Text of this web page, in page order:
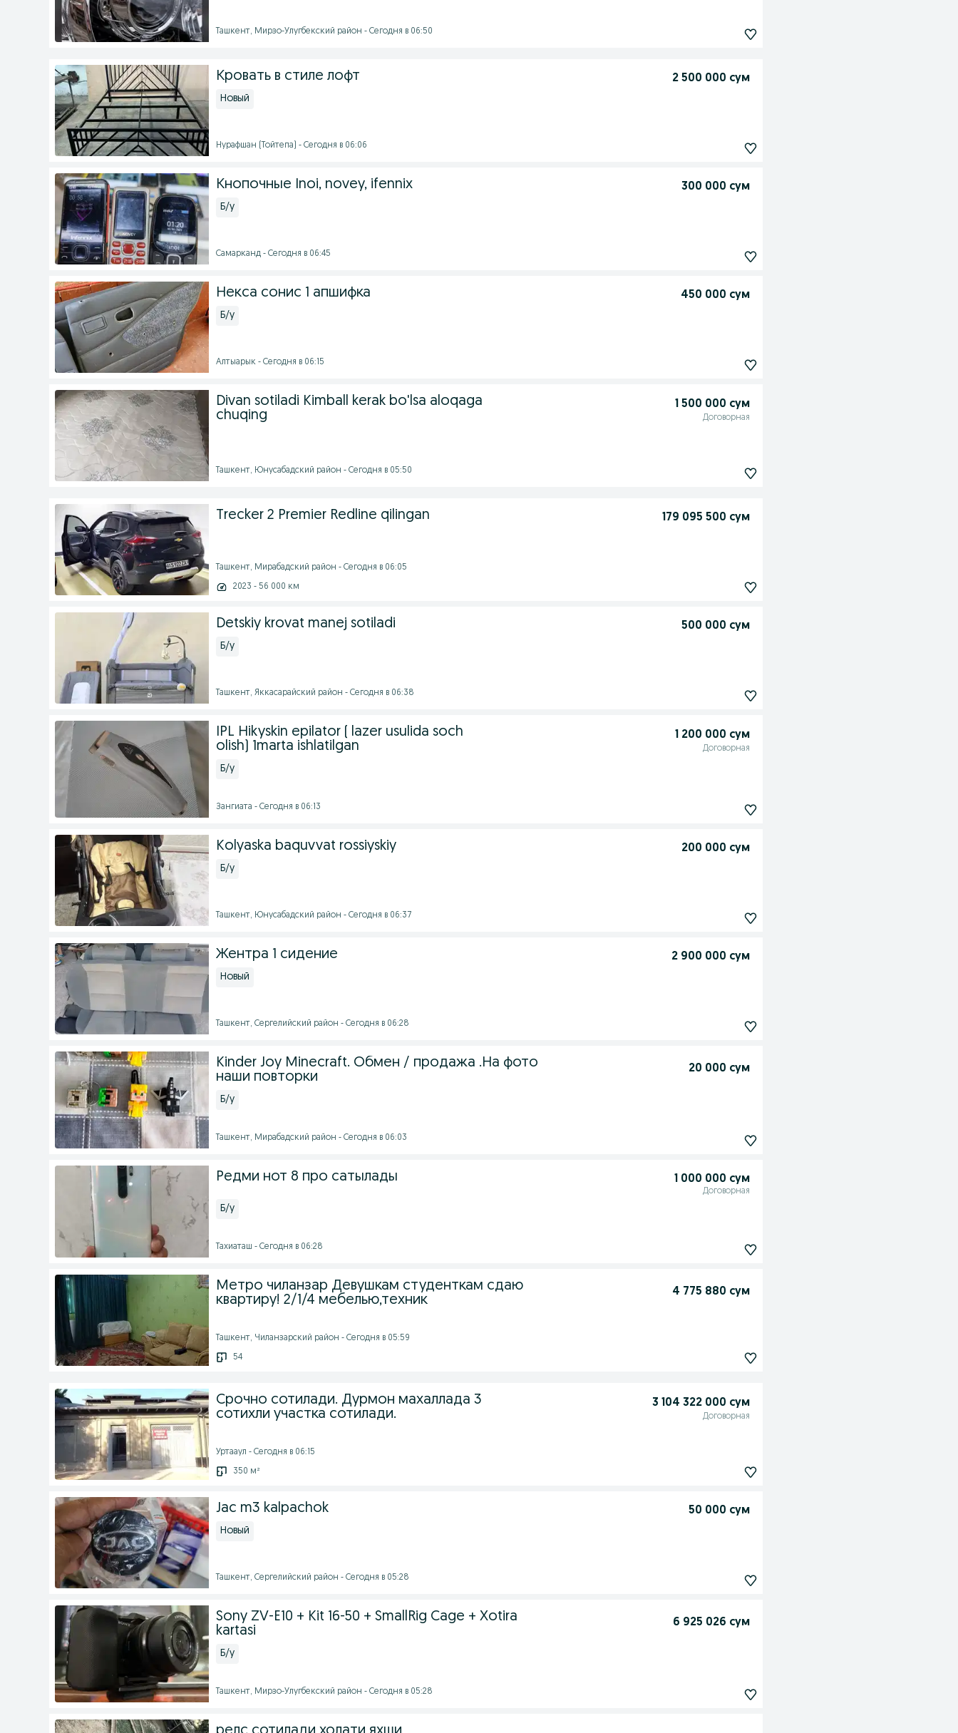
Ташкент, Мирзо-Улугбекский район - Сегодня в 06:50
Кровать в стиле лофт 2 500 000 сум
Новый
Нурафшан (Тойтепа) - Сегодня в 06:06
Кнопочные Inoi, novey, ifennix 300 000 сум
Б/у
Самарканд - Сегодня в 06:45
Некса сонис 1 апшифка 450 000 сум
Б/у
Алтыарык - Сегодня в 06:15
Divan sotiladi Kimball kerak bo'lsa aloqaga
chuqing
1 500 000 сум
Договорная
Ташкент, Юнусабадский район - Сегодня в 05:50
Trecker 2 Premier Redline qilingan 179 095 500 сум
Ташкент, Мирабадский район - Сегодня в 06:05
2023 - 56 000 км
Detskiy krovat manej sotiladi 500 000 сум
Б/у
Ташкент, Яккасарайский район - Сегодня в 06:38
IPL Hikyskin epilator ( lazer usulida soch
olish) 1marta ishlatilgan
1 200 000 сум
Договорная
Б/у
Зангиата - Сегодня в 06:13
Kolyaska baquvvat rossiyskiy 200 000 сум
Б/у
Ташкент, Юнусабадский район - Сегодня в 06:37
Жентра 1 сидение 2 900 000 сум
Новый
Ташкент, Сергелийский район - Сегодня в 06:28
Kinder Joy Minecraft. Обмен / продажа .На фото
наши повторки
20 000 сум
Б/у
Ташкент, Мирабадский район - Сегодня в 06:03
Редми нот 8 про сатылады 1 000 000 сум
Договорная
Б/у
Тахиаташ - Сегодня в 06:28
Метро чиланзар Девушкам студенткам сдаю
квартиру! 2/1/4 мебелью,техник
4 775 880 сум
Ташкент, Чиланзарский район - Сегодня в 05:59
54
Срочно сотилади. Дурмон махаллада 3
сотихли участка сотилади.
3 104 322 000 сум
Договорная
Уртааул - Сегодня в 06:15
350 м²
Jac m3 kalpachok 50 000 сум
Новый
Ташкент, Сергелийский район - Сегодня в 05:28
Sony ZV-E10 + Kit 16-50 + SmallRig Cage + Xotira
kartasi
6 925 026 сум
Б/у
Ташкент, Мирзо-Улугбекский район - Сегодня в 05:28